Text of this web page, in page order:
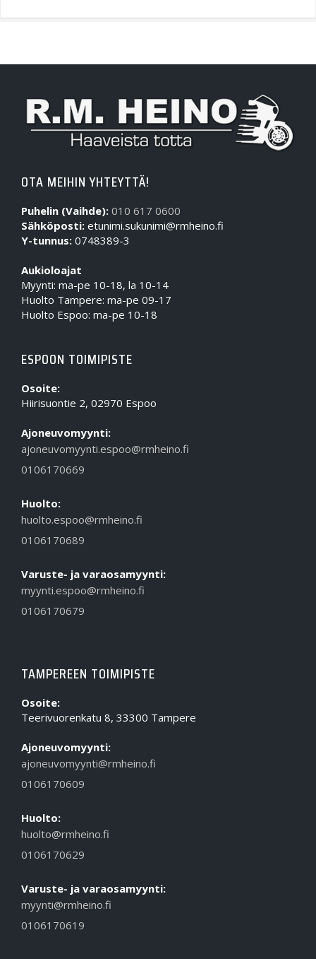
OTA MEIHIN YHTEYTTÄ!
Puhelin (Vaihde): 010 617 0600
Sähköposti: etunimi.sukunimi@rmheino.fi
Y-tunnus: 0748389-3
Aukioloajat
Myynti: ma-pe 10-18, la 10-14
Huolto Tampere: ma-pe 09-17
Huolto Espoo: ma-pe 10-18
ESPOON TOIMIPISTE
Osoite:
Hiirisuontie 2, 02970 Espoo
Ajoneuvomyynti:
ajoneuvomyynti.espoo@rmheino.fi
0106170669
Huolto:
huolto.espoo@rmheino.fi
0106170689
Varuste- ja varaosamyynti:
myynti.espoo@rmheino.fi
0106170679
TAMPEREEN TOIMIPISTE
Osoite:
Teerivuorenkatu 8, 33300 Tampere
Ajoneuvomyynti:
ajoneuvomyynti@rmheino.fi
0106170609
Huolto:
huolto@rmheino.fi
0106170629
Varuste- ja varaosamyynti:
myynti@rmheino.fi
0106170619